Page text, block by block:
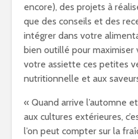
encore), des projets à
que des conseils et des
intégrer dans votre
bien outillé pour
votre assiette ces petites
nutritionnelle et aux
« Quand arrive l’automne
aux cultures extérieures,
l’on peut compter sur la